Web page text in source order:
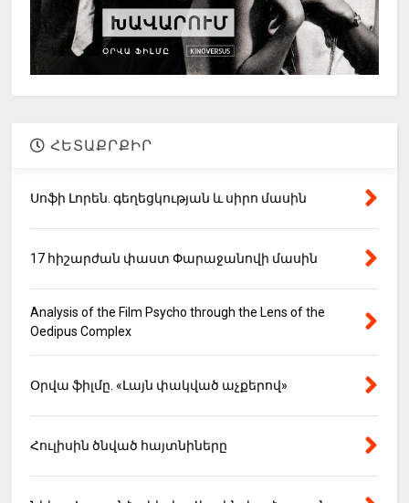
ՀԵՏԱՔՐՔԻՐ
Սոֆի Լորեն. գեղեցկության և սիրո մասին
17 հիշարժան փաստ Փարաջանովի մասին
Analysis of the Film Psycho through the Lens of the
Oedipus Complex
Օրվա ֆիլմը. «Լայն փակված աչքերով»
Հուլիսին ծնված հայտնիները